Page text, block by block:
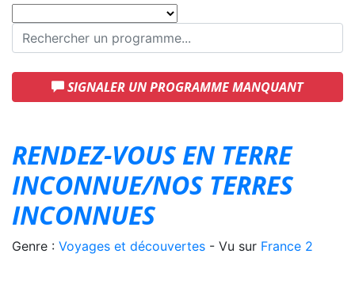
SIGNALER UN PROGRAMME MANQUANT
RENDEZ-VOUS EN TERRE
INCONNUE/NOS TERRES
INCONNUES
Genre : Voyages et découvertes - Vu sur France 2